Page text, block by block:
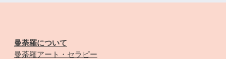
曼荼羅について
曼荼羅アート・セラピー